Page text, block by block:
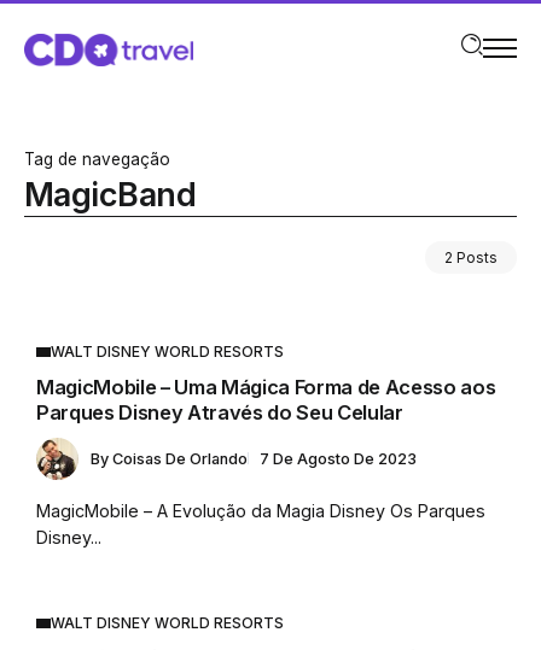
Tag de navegação
MagicBand
2 Posts
WALT DISNEY WORLD RESORTS
MagicMobile – Uma Mágica Forma de Acesso aos
Parques Disney Através do Seu Celular
By Coisas De Orlando 7 De Agosto De 2023
MagicMobile – A Evolução da Magia Disney Os Parques
Disney...
WALT DISNEY WORLD RESORTS